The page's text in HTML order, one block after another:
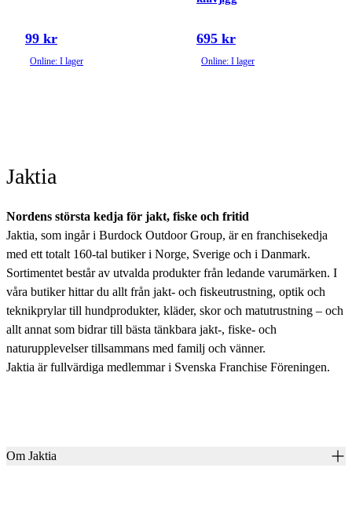
99 kr
Online: I lager
695 kr
Online: I lager
Jaktia
Nordens största kedja för jakt, fiske och fritid
Jaktia, som ingår i Burdock Outdoor Group, är en franchisekedja
med ett totalt 160-tal butiker i Norge, Sverige och i Danmark.
Sortimentet består av utvalda produkter från ledande varumärken. I
våra butiker hittar du allt från jakt- och fiskeutrustning, optik och
teknikprylar till hundprodukter, kläder, skor och matutrustning – och
allt annat som bidrar till bästa tänkbara jakt-, fiske- och
naturupplevelser tillsammans med familj och vänner.
Jaktia är fullvärdiga medlemmar i Svenska Franchise Föreningen.
Om Jaktia